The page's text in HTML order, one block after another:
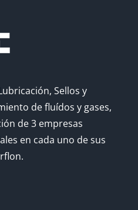
Sellos y
de fluídos y gases,
de 3 empresas
en cada uno de sus